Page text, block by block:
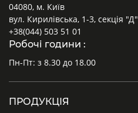
04080, м. Київ
вул. Кирилівська, 1-3, секція "Д"
+38(044) 503 51 01
Робочі години :
Пн-Пт: з 8.30 до 18.00
ПРОДУКЦІЯ